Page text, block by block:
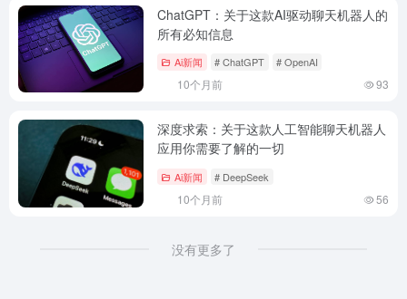
ChatGPT：关于这款AI驱动聊天机器人的
所有必知信息
Ai新闻 # ChatGPT # OpenAI
10个月前 93
深度求索：关于这款人工智能聊天机器人
应用你需要了解的一切
Ai新闻 # DeepSeek
10个月前 56
没有更多了